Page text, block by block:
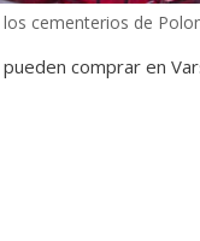
cementerios de
comprar en